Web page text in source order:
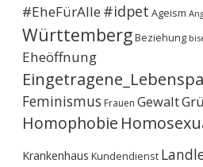
#EheFürAlle#idpet Ageism
WürttembergBeziehung
Eheöffnung
Feminismus Frauen Gewalt
Homophobie
Krankenhaus Kundendienst